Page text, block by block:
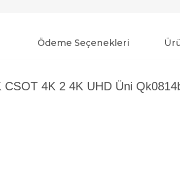
Ödeme Seçenekleri
4K 2 4K UHD Üni